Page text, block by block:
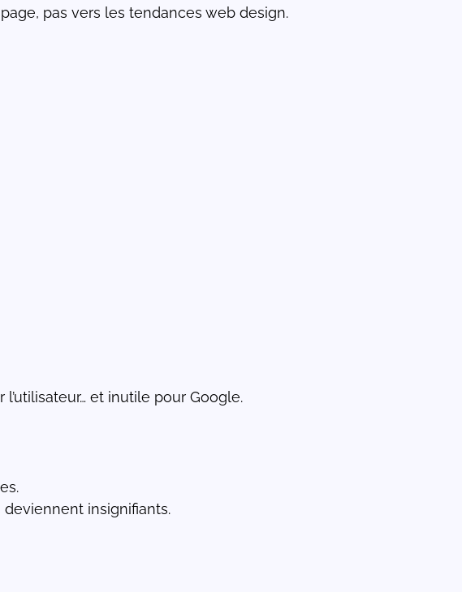
pas vers les tendances web design.
et inutile pour Google.
insignifiants.